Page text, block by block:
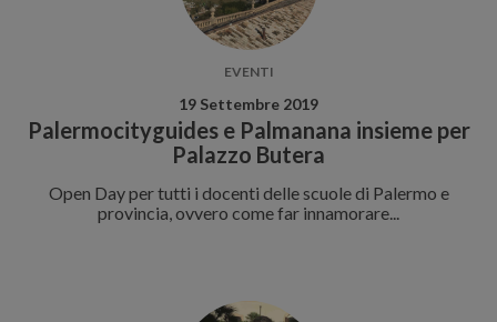
EVENTI
19 Settembre 2019
Palermocityguides e Palmanana insieme per
Palazzo Butera
Open Day per tutti i docenti delle scuole di Palermo e
provincia, ovvero come far innamorare...